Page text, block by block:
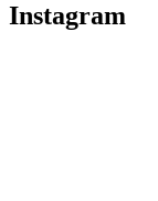
Instagram